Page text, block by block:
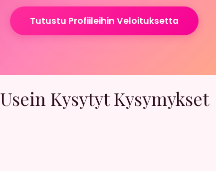
Tutustu Profiileihin Veloituksetta
Usein Kysytyt Kysymykset